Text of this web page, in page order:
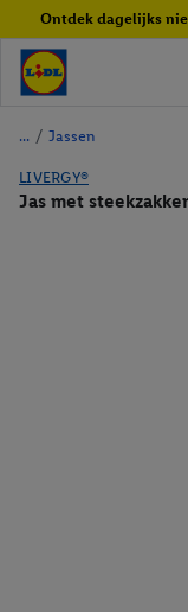
Ontdek dagelijks
/ Jassen
LIVERGY®
Jas met